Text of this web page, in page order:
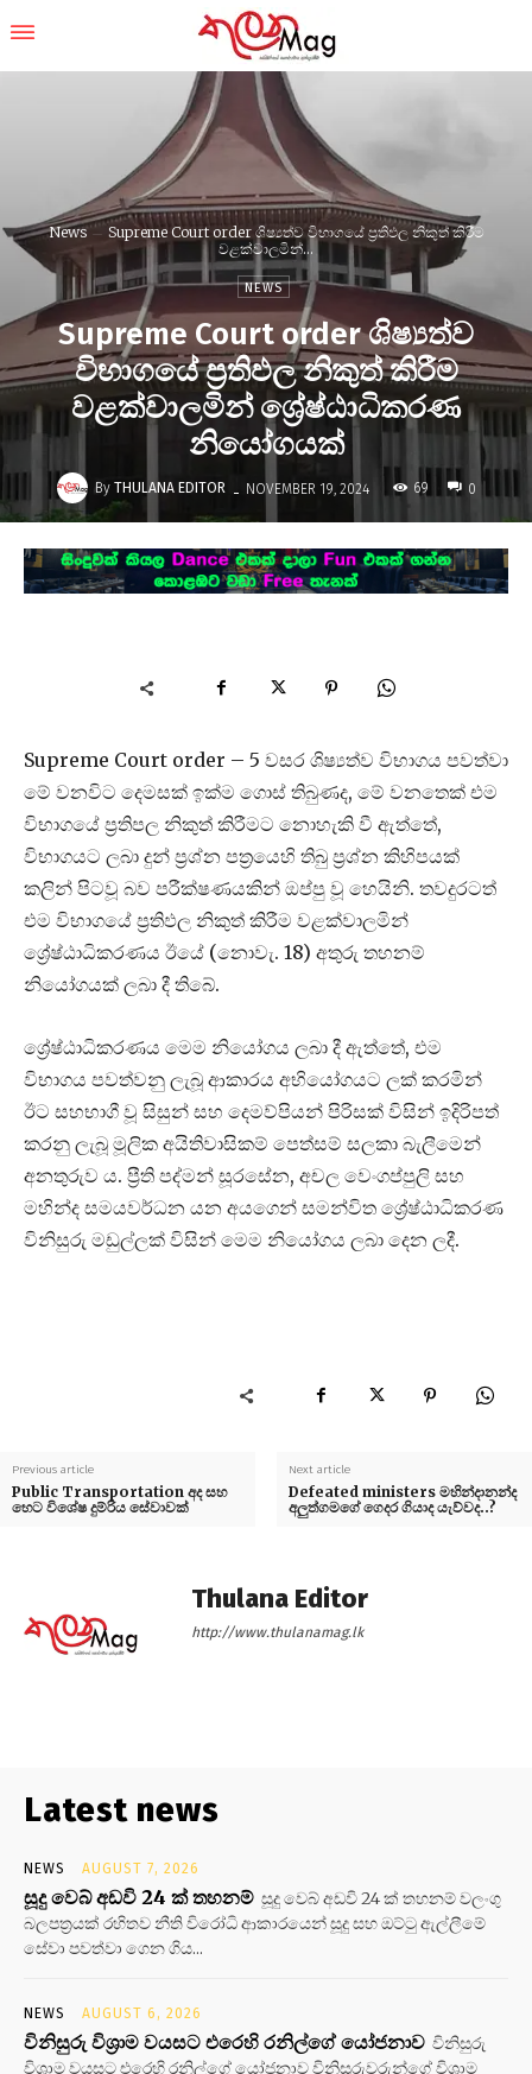
News
Supreme Court order ශිෂ්‍යත්ව විභාගයේ ප්‍රතිඵල නිකුත් කිරීම
වළක්වාලමින්...
NEWS
Supreme Court order ශිෂ්‍යත්ව
විභාගයේ ප්‍රතිඵල නිකුත් කිරීම
වළක්වාලමින් ශ්‍රේෂ්ඨාධිකරණ
නියෝගයක්
By THULANA EDITOR - NOVEMBER 19, 2024 69 0
Supreme Court order – 5 වසර ශිෂ්‍යත්ව විභාගය පවත්වා
මේ වනවිට දෙමසක් ඉක්ම ගොස් තිබුණද, මේ වනතෙක් එම
විභාගයේ ප්‍රතිපල නිකුත් කිරීමට නොහැකි වී ඇත්තේ,
විභාගයට ලබා දුන් ප්‍රශ්න පත්‍රයෙහි තිබු ප්‍රශ්න කිහිපයක්
කලින් පිටවූ බව පරීක්ෂණයකින් ඔප්පු වූ හෙයිනි. තවදුරටත්
එම විභාගයේ ප්‍රතිඵල නිකුත් කිරීම වළක්වාලමින්
ශ්‍රේෂ්ඨාධිකරණය ඊයේ (නොවැ. 18) අතුරු තහනම්
නියෝගයක් ලබා දී තිබේ.
ශ්‍රේෂ්ඨාධිකරණය මෙම නියෝගය ලබා දී ඇත්තේ, එම
විභාගය පවත්වනු ලැබූ ආකාරය අභියෝගයට ලක් කරමින්
ඊට සහභාගී වූ සිසුන් සහ දෙමව්පියන් පිරිසක් විසින් ඉදිරිපත්
කරනු ලැබූ මූලික අයිතිවාසිකම් පෙත්සම් සලකා බැලීමෙන්
අනතුරුව ය. ප්‍රීති පද්මන් සූරසේන, අචල වෙංගප්පුලි සහ
මහින්ද සමයවර්ධන යන අයගෙන් සමන්විත ශ්‍රේෂ්ඨාධිකරණ
විනිසුරු මඩුල්ලක් විසින් මෙම නියෝගය ලබා දෙන ලදී.
Previous article
Public Transportation අද සහ
හෙට විශේෂ දුම්රිය සේවාවක්
Next article
Defeated ministers මහින්දානන්ද
අලුත්ගමගේ ගෙදර ගියාද යැව්වද..?
Thulana Editor
http://www.thulanamag.lk
Latest news
NEWS AUGUST 7, 2026
සූදු වෙබ් අඩවි 24 ක් තහනම් සූදු වෙබ් අඩවි 24 ක් තහනම් වලංගු
බලපත්‍රයක් රහිතව නීති විරෝධි ආකාරයෙන් සූදු සහ ඔට්ටු ඇල්ලීමේ
සේවා පවත්වා ගෙන ගිය...
NEWS AUGUST 6, 2026
විනිසුරු විශ්‍රාම වයසට එරෙහි රනිල්ගේ යෝජනාව විනිසුරු
විශ්‍රාම වයසට එරෙහි රනිල්ගේ යෝජනාව විනිසුරුවරුන්ගේ විශ්‍රාම